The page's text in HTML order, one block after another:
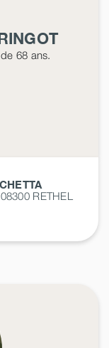
68 ans.
RETHEL